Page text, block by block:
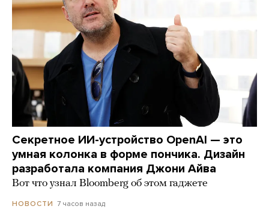
Секретное ИИ-устройство OpenAI — это
умная колонка в форме пончика. Дизайн
разработала компания Джони Айва
Вот что узнал Bloomberg об этом гаджете
НОВОСТИ 7 часов назад